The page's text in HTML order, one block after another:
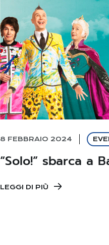
8 FEBBRAIO 2024
“Solo!” sbarca a
LEGGI DI PIÙ